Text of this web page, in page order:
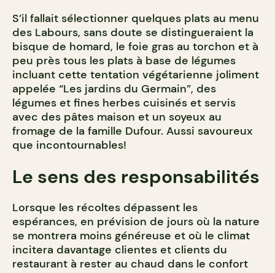
S’il fallait sélectionner quelques plats au menu
des Labours, sans doute se distingueraient la
bisque de homard, le foie gras au torchon et à
peu près tous les plats à base de légumes
incluant cette tentation végétarienne joliment
appelée “Les jardins du Germain”, des
légumes et fines herbes cuisinés et servis
avec des pâtes maison et un soyeux au
fromage de la famille Dufour. Aussi savoureux
que incontournables!
Le sens des responsabilités
Lorsque les récoltes dépassent les
espérances, en prévision de jours où la nature
se montrera moins généreuse et où le climat
incitera davantage clientes et clients du
restaurant à rester au chaud dans le confort